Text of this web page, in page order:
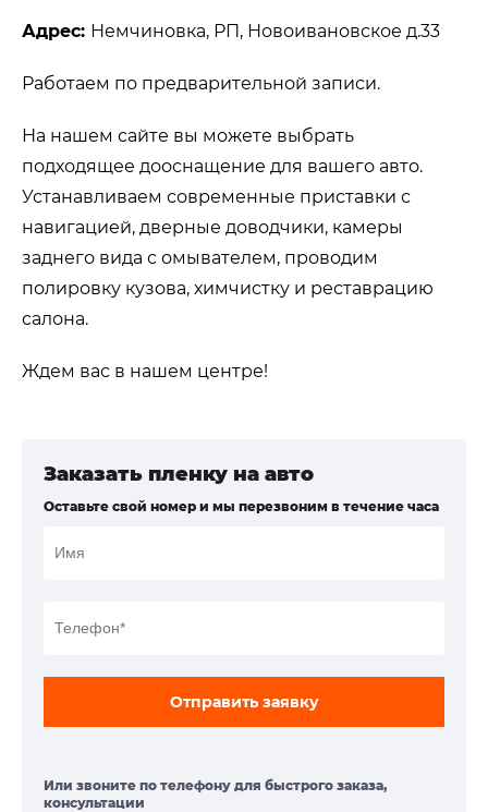
Адрес: Немчиновка, РП, Новоивановское д.33
Работаем по предварительной записи.
На нашем сайте вы можете выбрать
подходящее дооснащение для вашего авто.
Устанавливаем современные приставки с
навигацией, дверные доводчики, камеры
заднего вида с омывателем, проводим
полировку кузова, химчистку и реставрацию
салона.
Ждем вас в нашем центре!
Заказать пленку на авто
Оставьте свой номер и мы перезвоним в течение часа
Отправить заявку
Или звоните по телефону для быстрого заказа,
консультации